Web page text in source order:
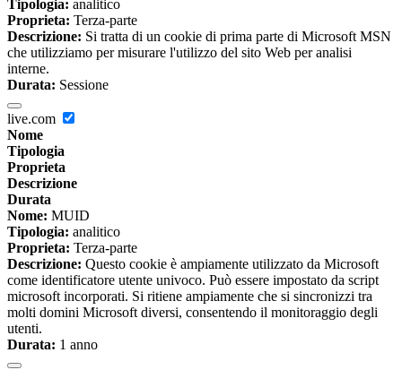
Tipologia: analitico
Proprieta: Terza-parte
Descrizione: Si tratta di un cookie di prima parte di Microsoft MSN
che utilizziamo per misurare l'utilizzo del sito Web per analisi
interne.
Durata: Sessione
live.com
Nome
Tipologia
Proprieta
Descrizione
Durata
Nome: MUID
Tipologia: analitico
Proprieta: Terza-parte
Descrizione: Questo cookie è ampiamente utilizzato da Microsoft
come identificatore utente univoco. Può essere impostato da script
microsoft incorporati. Si ritiene ampiamente che si sincronizzi tra
molti domini Microsoft diversi, consentendo il monitoraggio degli
utenti.
Durata: 1 anno